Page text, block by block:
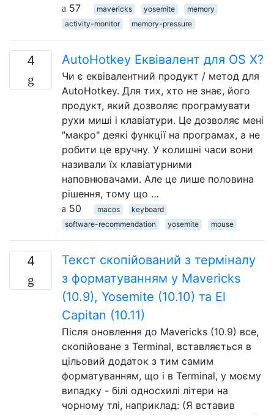
57
mavericks yosemite
memory
activity-monitor
memory-pressure
4 AutoHotkey Еквівалент для OS X?
Чи є еквівалентний продукт / метод для
AutoHotkey. Для тих, хто не знає, його
продукт, який дозволяє програмувати
рухи миші і клавіатури. Це дозволяє мені
"макро" деякі функції на програмах, а не
робити це вручну. У колишні часи вони
називали їх клавіатурними
наповнювачами. Але це лише половина
рішення, тому що …
50
macos
keyboard
software-recommendation
yosemite mouse
4
Текст скопійований з терміналу
з форматуванням у Mavericks
(10.9), Yosemite (10.10) та El
Capitan (10.11)
Після оновлення до Mavericks (10.9) все,
скопійоване з Terminal, вставляється в
цільовий додаток з тим самим
форматуванням, що і в Terminal, у моєму
випадку - білі односхилі літери на
чорному тлі, наприклад: (Я вставив